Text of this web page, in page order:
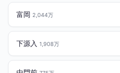
富岡 2,044万
下源入 1,908万